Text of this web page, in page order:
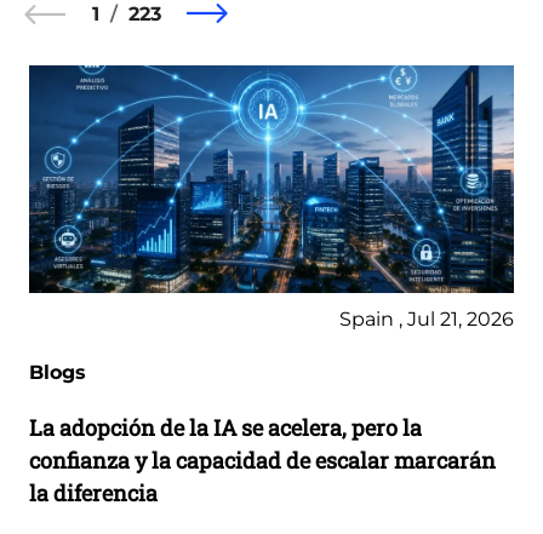
1 223
Spain , Jul 21, 2026
Blogs
La adopción de la IA se acelera, pero la
confianza y la capacidad de escalar marcarán
la diferencia